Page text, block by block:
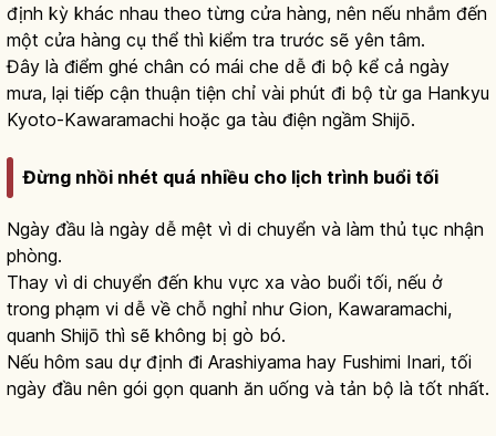
định kỳ khác nhau theo từng cửa hàng, nên nếu nhắm đến
một cửa hàng cụ thể thì kiểm tra trước sẽ yên tâm.
Đây là điểm ghé chân có mái che dễ đi bộ kể cả ngày
mưa, lại tiếp cận thuận tiện chỉ vài phút đi bộ từ ga Hankyu
Kyoto-Kawaramachi hoặc ga tàu điện ngầm Shijō.
Đừng nhồi nhét quá nhiều cho lịch trình buổi tối
Ngày đầu là ngày dễ mệt vì di chuyển và làm thủ tục nhận
phòng.
Thay vì di chuyển đến khu vực xa vào buổi tối, nếu ở
trong phạm vi dễ về chỗ nghỉ như Gion, Kawaramachi,
quanh Shijō thì sẽ không bị gò bó.
Nếu hôm sau dự định đi Arashiyama hay Fushimi Inari, tối
ngày đầu nên gói gọn quanh ăn uống và tản bộ là tốt nhất.
Pontocho ở Kyoto: hướng dẫn dạo đêm,